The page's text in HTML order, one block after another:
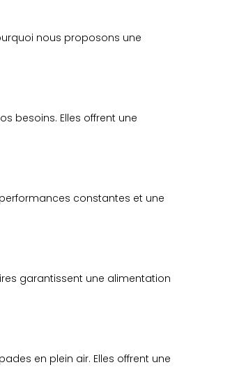
nous proposons une
besoins. Elles offrent une
constantes et une
garantissent une alimentation
en plein air. Elles offrent une